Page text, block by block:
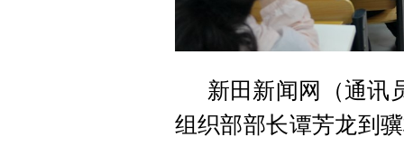
新田新闻网（通讯
组织部部长谭芳龙到